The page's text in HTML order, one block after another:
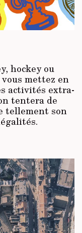
hockey ou
vous mettez en
activités extra-
tentera de
tellement son